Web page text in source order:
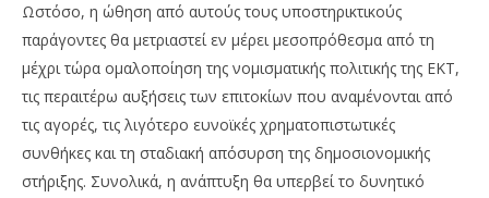
Ωστόσο, η ώθηση από αυτούς τους υποστηρικτικούς
παράγοντες θα μετριαστεί εν μέρει μεσοπρόθεσμα από τη
μέχρι τώρα ομαλοποίηση της νομισματικής πολιτικής της ΕΚΤ,
τις περαιτέρω αυξήσεις των επιτοκίων που αναμένονται από
τις αγορές, τις λιγότερο ευνοϊκές χρηματοπιστωτικές
συνθήκες και τη σταδιακή απόσυρση της δημοσιονομικής
στήριξης. Συνολικά, η ανάπτυξη θα υπερβεί το δυνητικό